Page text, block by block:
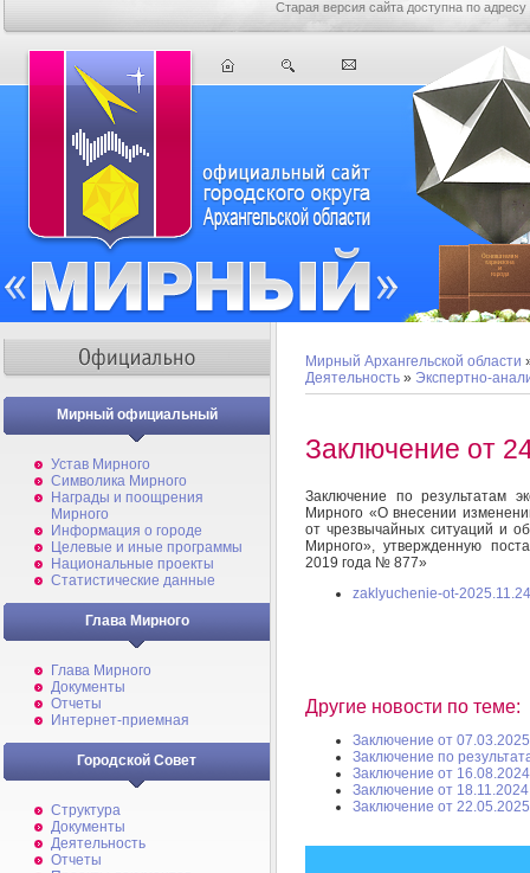
Старая версия сайта доступна по адресу
Мирный официальный
Устав Мирного
Символика Мирного
Награды и поощрения
Мирного
Информация о городе
Целевые и иные программы
Национальные проекты
Статистические данные
Глава Мирного
Глава Мирного
Документы
Отчеты
Интернет-приемная
Городской Совет
Структура
Документы
Деятельность
Отчеты
Мирный Архангельской области
Деятельность » Экспертно-
Заключение от
Заключение по результатам
Мирного «О внесении
от чрезвычайных ситуаций и
Мирного», утвержденную
2019 года № 877»
zaklyuchenie-ot-
Другие новости по теме:
Заключение от 07.03.2025
Заключение по
Заключение от 16.08.2024
Заключение от 18.11.2024
Заключение от 22.05.2025